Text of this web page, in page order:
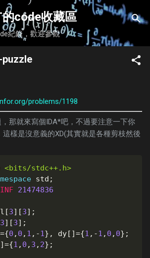
跳到主要內容
code收藏區
紀錄，歡迎參觀
puzzle
problems/1198
那就來寫個IDA*吧，不過要注意一下你
樣是沒意義的XD(其實就是各種剪枝然後
<bits/stdc++.h>
std ;
INF 21474836
[3] [3] ;
3] [3] ;
={0 , 0 , 1 , -1} , dy[ ]={1 , -1 , 0 , 0} ;
]={1 , 0 , 3 , 2} ;